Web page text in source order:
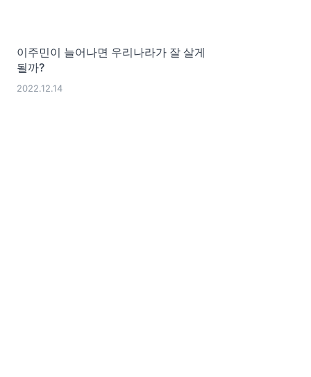
이주민이 늘어나면 우리나라가 잘 살게
될까?
2022.12.14